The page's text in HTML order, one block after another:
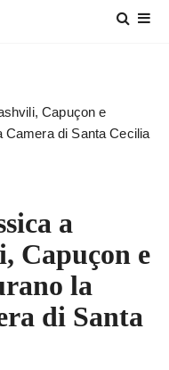
Capuçon e
Camera di Santa Cecilia
a
Capuçon e
la
di Santa